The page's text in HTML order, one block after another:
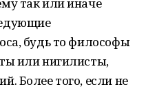
будь то философы
или нигилисты,
Более того, если не